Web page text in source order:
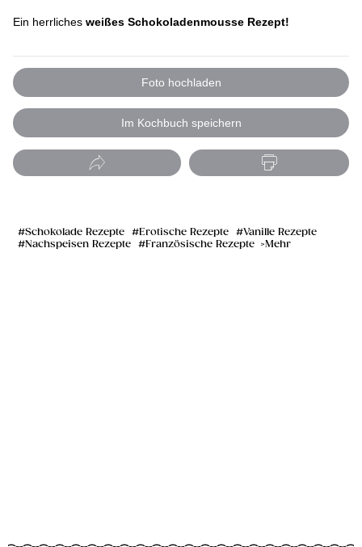
Ein herrliches weißes Schokoladenmousse Rezept!
Foto hochladen
Im Kochbuch speichern
Schokolade Rezepte Erotische Rezepte
Vanille Rezepte
Nachspeisen Rezepte
Französische Rezepte Mehr